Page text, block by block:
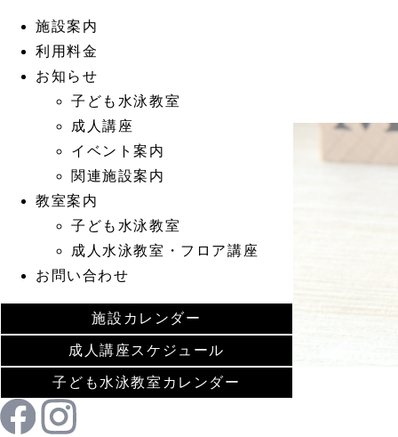
施設案内
利用料金
お知らせ
子ども水泳教室
成人講座
イベント案内
関連施設案内
教室案内
子ども水泳教室
成人水泳教室・フロア講座
お問い合わせ
施設カレンダー
成人講座スケジュール
子ども水泳教室カレンダー